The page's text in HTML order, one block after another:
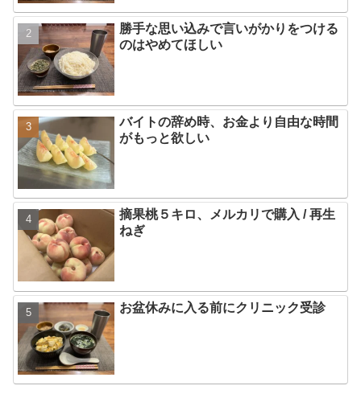
勝手な思い込みで言いがかりをつける
のはやめてほしい
バイトの辞め時、お金より自由な時間
がもっと欲しい
摘果桃５キロ、メルカリで購入 / 再生
ねぎ
お盆休みに入る前にクリニック受診